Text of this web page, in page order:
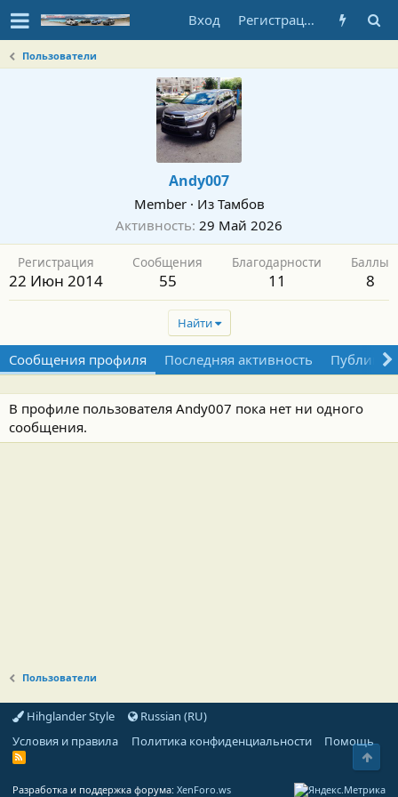
Вход Регистрация
Пользователи
Andy007
Member · Из Тамбов
Активность 29 Май 2026
Регистрация
22 Июн 2014
Сообщения
55
Благодарности
11
Баллы
8
Найти
Сообщения профиля Последняя активность
В профиле пользователя Andy007 пока нет ни одного
сообщения.
Пользователи
Hihglander Style
Russian (RU)
Условия и правила
Политика конфиденциальности Помощь
R
Разработка и поддержка форума: XenForo.ws